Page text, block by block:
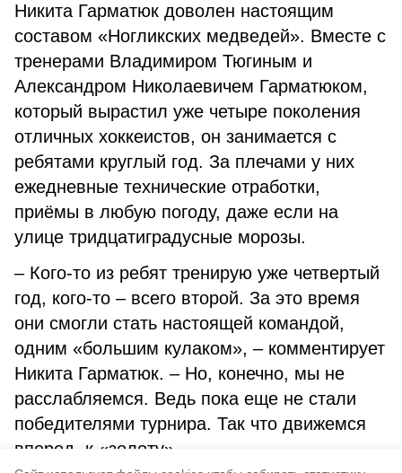
Никита Гарматюк доволен настоящим
составом «Ногликских медведей». Вместе с
тренерами Владимиром Тюгиным и
Александром Николаевичем Гарматюком,
который вырастил уже четыре поколения
отличных хоккеистов, он занимается с
ребятами круглый год. За плечами у них
ежедневные технические отработки,
приёмы в любую погоду, даже если на
улице тридцатиградусные морозы.
– Кого-то из ребят тренирую уже четвертый
год, кого-то – всего второй. За это время
они смогли стать настоящей командой,
одним «большим кулаком», – комментирует
Никита Гарматюк. – Но, конечно, мы не
расслабляемся. Ведь пока еще не стали
победителями турнира. Так что движемся
вперед, к «золоту».